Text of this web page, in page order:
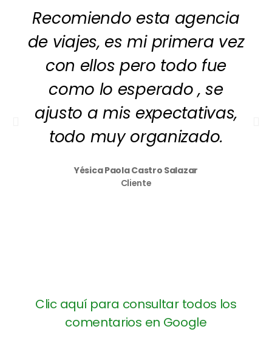
Recomiendo esta agencia
de viajes, es mi primera vez
con ellos pero todo fue
como lo esperado , se
ajusto a mis expectativas,
todo muy organizado.
Yésica Paola Castro Salazar
Cliente
Clic aquí para consultar todos los
comentarios en Google